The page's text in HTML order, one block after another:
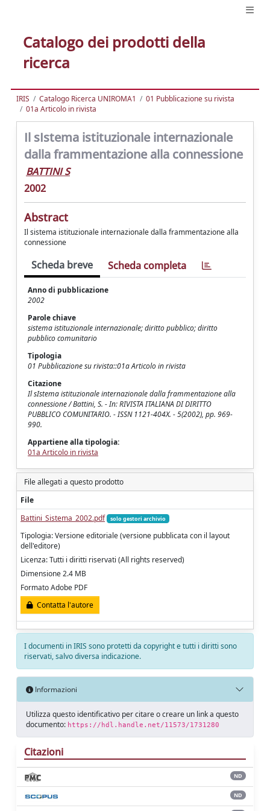
Catalogo dei prodotti della
ricerca
IRIS Catalogo Ricerca UNIROMA1
01 Pubblicazione su rivista
01a Articolo in rivista
Il sIstema istituzionale internazionale
dalla frammentazione alla connessione
BATTINI S
2002
Abstract
Il sistema istituzionale internazionale dalla frammentazione alla
connessione
Scheda breve Scheda completa
Anno di pubblicazione
2002
Parole chiave
sistema istituzionale internazionale; diritto pubblico; diritto
pubblico comunitario
Tipologia
01 Pubblicazione su rivista::01a Articolo in rivista
Citazione
Il sIstema istituzionale internazionale dalla frammentazione alla
connessione / Battini, S. - In: RIVISTA ITALIANA DI DIRITTO
PUBBLICO COMUNITARIO. - ISSN 1121-404X. - 5(2002), pp. 969-
990.
Appartiene alla tipologia:
01a Articolo in rivista
File allegati a questo prodotto
File
Battini_Sistema_2002.pdf
solo gestori archivio
Tipologia: Versione editoriale (versione pubblicata con il layout
dell'editore)
Licenza: Tutti i diritti riservati (All rights reserved)
Dimensione 2.4 MB
Formato Adobe PDF
Contatta l'autore
I documenti in IRIS sono protetti da copyright e tutti i diritti sono
riservati, salvo diversa indicazione.
Informazioni
Utilizza questo identificativo per citare o creare un link a questo
documento: https://hdl.handle.net/11573/1731280
Citazioni
ND
ND